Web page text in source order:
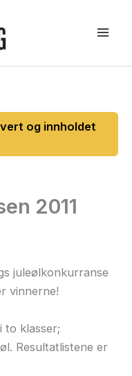
2011
juleølkonkurranse
vinnerne!
to klasser;
Resultatlistene er